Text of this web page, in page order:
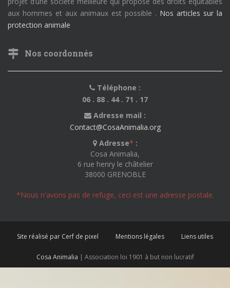
aux hommes et aux animaux est possible . Nos articles sur la
protection animale
Nos coordonnés
Téléphone :
06 . 88 . 44 . 71 . 17
Adresse mail :
Contact@CosaAnimalia.org
Adresse* :
Cosa Animalia,
6 rue henry le châtelier
38000 GRENOBLE
*Nous n'avons pas de refuge, ceci est une adresse postale.
Site réalisé par Cerf de pixel Mentions légales Liens utiles
Cosa Animalia | Association loi 1901 à but non lucratif